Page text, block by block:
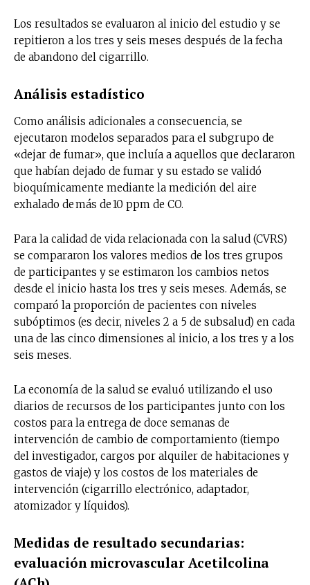
reducción de daños en tu correo
electrónico.
Subscribe to our daily clipping and
tobacco harm reduction in your email.
SUBSCRIBIRSE
Los resultados se evaluaron al inicio del estudio y se
repitieron a los tres y seis meses después de la fecha
de abandono del cigarrillo.
Análisis estadístico
Como análisis adicionales a consecuencia, se
ejecutaron modelos separados para el subgrupo de
«dejar de fumar», que incluía a aquellos que declararon
que habían dejado de fumar y su estado se validó
bioquímicamente mediante la medición del aire
exhalado de más de 10 ppm de CO.
Para la calidad de vida relacionada con la salud (CVRS)
se compararon los valores medios de los tres grupos
de participantes y se estimaron los cambios netos
desde el inicio hasta los tres y seis meses. Además, se
comparó la proporción de pacientes con niveles
subóptimos (es decir, niveles 2 a 5 de subsalud) en cada
una de las cinco dimensiones al inicio, a los tres y a los
seis meses.
La economía de la salud se evaluó utilizando el uso
diarios de recursos de los participantes junto con los
costos para la entrega de doce semanas de
intervención de cambio de comportamiento (tiempo
del investigador, cargos por alquiler de habitaciones y
gastos de viaje) y los costos de los materiales de
intervención (cigarrillo electrónico, adaptador,
atomizador y líquidos).
Medidas de resultado secundarias:
evaluación microvascular Acetilcolina